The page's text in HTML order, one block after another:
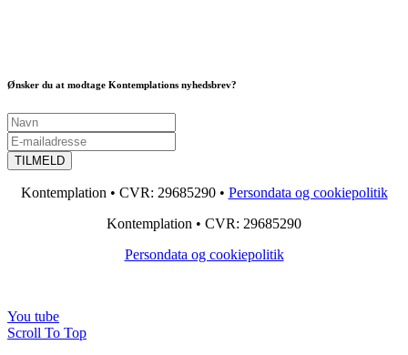
Ønsker du at modtage Kontemplations nyhedsbrev?
Kontemplation • CVR: 29685290 • Persondata og cookiepolitik
Kontemplation • CVR: 29685290
Persondata og cookiepolitik
You tube
Scroll To Top